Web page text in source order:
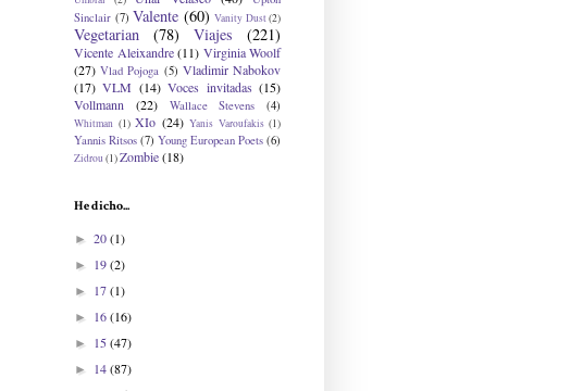
Sinclair (7) Valente (60) Vanity Dust(2)
Vegetarian (78) Viajes (221)
Vicente Aleixandre (11) Virginia Woolf
(27) Vlad Pojoga (5) Vladimir Nabokov
(17) VLM (14) Voces invitadas (15)
Vollmann
(22) Wallace Stevens (4)
Whitman (1) XIo (24) Yanis Varoufakis (1)
Yannis Ritsos (7) Young European Poets (6)
Zidrou(1)Zombie(18)
He dicho...
► 20(1)
► 19(2)
► 17(1)
► 16(16)
► 15(47)
► 14(87)